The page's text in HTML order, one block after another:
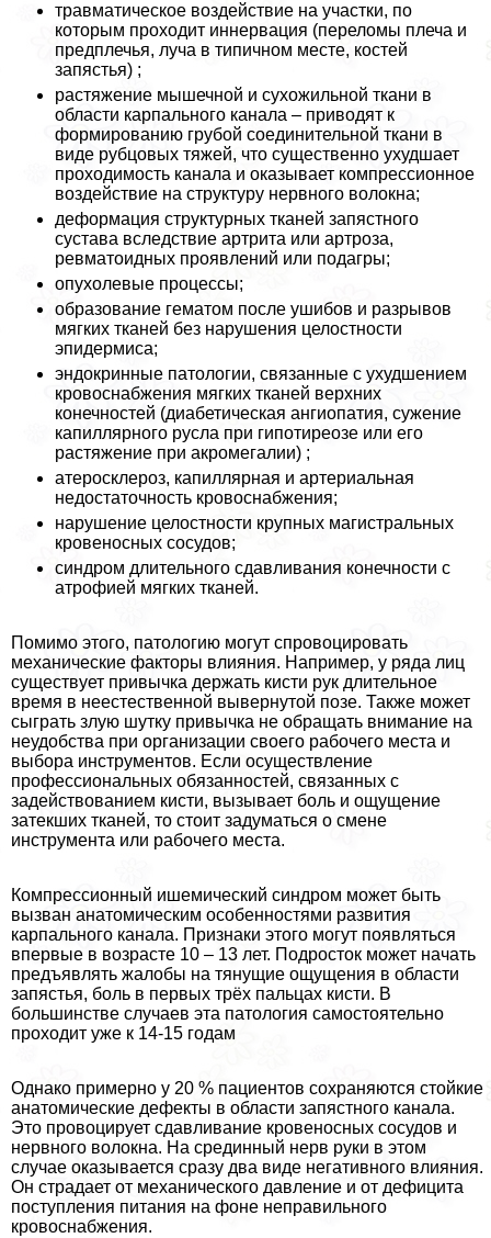
травматическое воздействие на участки, по
которым проходит иннервация (переломы плеча и
предплечья, луча в типичном месте, костей
запястья) ;
растяжение мышечной и сухожильной ткани в
области карпального канала – приводят к
формированию грубой соединительной ткани в
виде рубцовых тяжей, что существенно ухудшает
проходимость канала и оказывает компрессионное
воздействие на структуру нервного волокна;
деформация структурных тканей запястного
сустава вследствие артрита или артроза,
ревматоидных проявлений или подагры;
опухолевые процессы;
образование гематом после ушибов и разрывов
мягких тканей без нарушения целостности
эпидермиса;
эндокринные патологии, связанные с ухудшением
кровоснабжения мягких тканей верхних
конечностей (диабетическая ангиопатия, сужение
капиллярного русла при гипотиреозе или его
растяжение при акромегалии) ;
атеросклероз, капиллярная и артериальная
недостаточность кровоснабжения;
нарушение целостности крупных магистральных
кровеносных сосудов;
синдром длительного сдавливания конечности с
атрофией мягких тканей.
Помимо этого, патологию могут спровоцировать
механические факторы влияния. Например, у ряда лиц
существует привычка держать кисти рук длительное
время в неестественной вывернутой позе. Также может
сыграть злую шутку привычка не обращать внимание на
неудобства при организации своего рабочего места и
выбора инструментов. Если осуществление
профессиональных обязанностей, связанных с
задействованием кисти, вызывает боль и ощущение
затекших тканей, то стоит задуматься о смене
инструмента или рабочего места.
Компрессионный ишемический синдром может быть
вызван анатомическим особенностями развития
карпального канала. Признаки этого могут появляться
впервые в возрасте 10 – 13 лет. Подросток может начать
предъявлять жалобы на тянущие ощущения в области
запястья, боль в первых трёх пальцах кисти. В
большинстве случаев эта патология самостоятельно
проходит уже к 14-15 годам
Однако примерно у 20 % пациентов сохраняются стойкие
анатомические дефекты в области запястного канала.
Это провоцирует сдавливание кровеносных сосудов и
нервного волокна. На срединный нерв руки в этом
случае оказывается сразу два виде негативного влияния.
Он страдает от механического давление и от дефицита
поступления питания на фоне неправильного
кровоснабжения.